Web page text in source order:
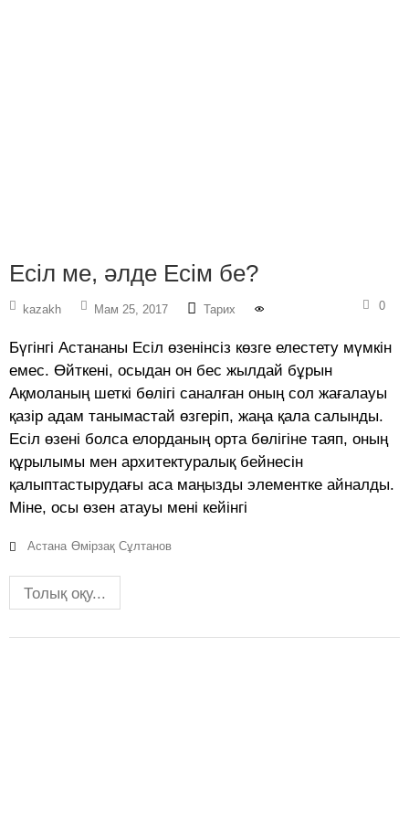
Есіл ме, әлде Есім бе?
kazakh Мам 25, 2017 Тарих 0
Бүгінгі Астананы Есіл өзенінсіз көзге елестету мүмкін
емес. Өйткені, осыдан он бес жылдай бұрын
Ақмоланың шеткі бөлігі саналған оның сол жағалауы
қазір адам танымастай өзгеріп, жаңа қала салынды.
Есіл өзені болса елорданың орта бөлігіне таяп, оның
құрылымы мен архитектуралық бейнесін
қалыптастырудағы аса маңызды элементке айналды.
Міне, осы өзен атауы мені кейінгі
Астана Өмірзақ Сұлтанов
Толық оқу...